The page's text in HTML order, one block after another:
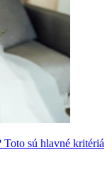
sú hlavné kritériá